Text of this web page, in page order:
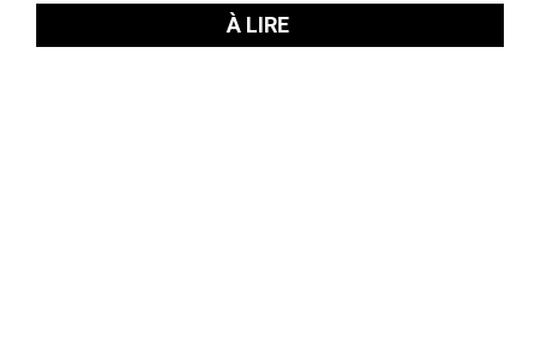
À LIRE